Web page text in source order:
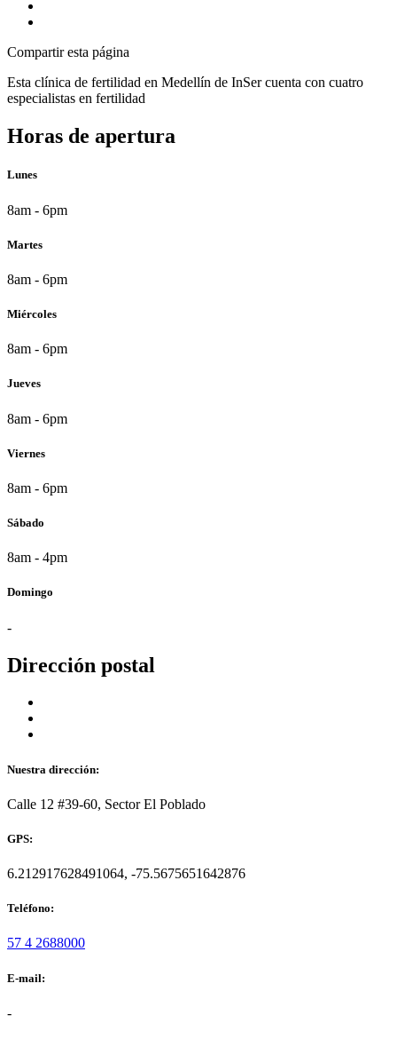
Compartir esta página
Esta clínica de fertilidad en Medellín de InSer cuenta con cuatro
especialistas en fertilidad
Horas de apertura
Lunes
8am - 6pm
Martes
8am - 6pm
Miércoles
8am - 6pm
Jueves
8am - 6pm
Viernes
8am - 6pm
Sábado
8am - 4pm
Domingo
-
Dirección postal
Nuestra dirección:
Calle 12 #39-60, Sector El Poblado
GPS:
6.212917628491064, -75.5675651642876
Teléfono:
57 4 2688000
E-mail:
-